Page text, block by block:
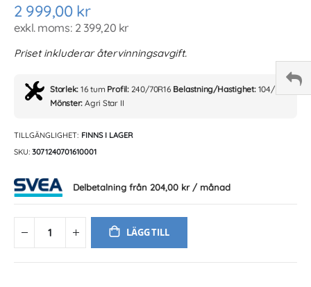
2 999,00 kr
2 399,20 kr
Priset inkluderar återvinningsavgift.
Storlek: 16 tum Profil:240/70R16 Belastning/Hastighet: 104/D
Mönster: Agri Star II
TILLGÄNGLIGHET: FINNS I LAGER
SKU 3071240701610001
Delbetalning från 204,00 kr/ månad
LÄGG TILL